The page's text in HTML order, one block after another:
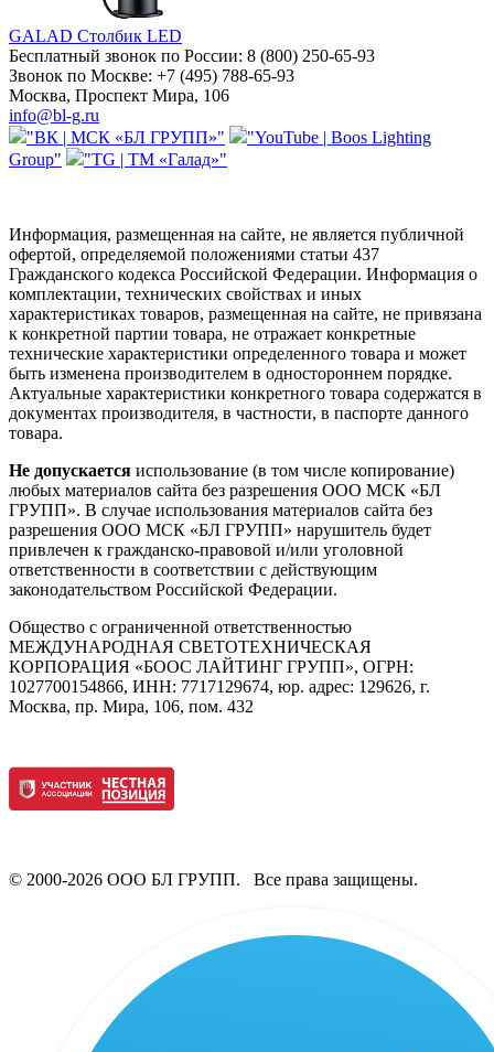
GALAD Столбик LED
Бесплатный звонок по России: 8 (800) 250-65-93
Звонок по Москве: +7 (495) 788-65-93
Москва, Проспект Мира, 106
info@bl-g.ru
"ВК | МСК «БЛ ГРУПП»"
"YouTube | Boos Lighting
Group"
"TG | ТМ «Галад»"
Информация, размещенная на сайте, не является публичной
офертой, определяемой положениями статьи 437
Гражданского кодекса Российской Федерации. Информация о
комплектации, технических свойствах и иных
характеристиках товаров, размещенная на сайте, не привязана
к конкретной партии товара, не отражает конкретные
технические характеристики определенного товара и может
быть изменена производителем в одностороннем порядке.
Актуальные характеристики конкретного товара содержатся в
документах производителя, в частности, в паспорте данного
товара.
Не допускается использование (в том числе копирование)
любых материалов сайта без разрешения ООО МСК «БЛ
ГРУПП». В случае использования материалов сайта без
разрешения ООО МСК «БЛ ГРУПП» нарушитель будет
привлечен к гражданско-правовой и/или уголовной
ответственности в соответствии с действующим
законодательством Российской Федерации.
Общество с ограниченной ответственностью
МЕЖДУНАРОДНАЯ СВЕТОТЕХНИЧЕСКАЯ
КОРПОРАЦИЯ «БООС ЛАЙТИНГ ГРУПП», ОГРН:
1027700154866, ИНН: 7717129674, юр. адрес: 129626, г.
Москва, пр. Мира, 106, пом. 432
© 2000-2026 ООО БЛ ГРУПП. Все права защищены.